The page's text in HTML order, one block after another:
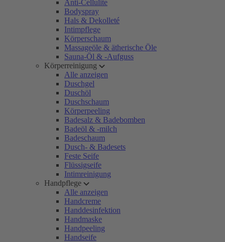
Anti-Cellulite
Bodyspray
Hals & Dekolleté
Intimpflege
Körperschaum
Massageöle & ätherische Öle
Sauna-Öl & -Aufguss
Körperreinigung
Alle anzeigen
Duschgel
Duschöl
Duschschaum
Körperpeeling
Badesalz & Badebomben
Badeöl & -milch
Badeschaum
Dusch- & Badesets
Feste Seife
Flüssigseife
Intimreinigung
Handpflege
Alle anzeigen
Handcreme
Handdesinfektion
Handmaske
Handpeeling
Handseife